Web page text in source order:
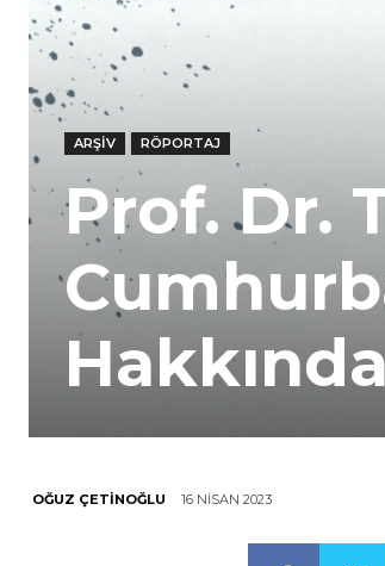
ARŞIV RÖPORTAJ
Prof. Dr.
OĞUZ ÇETINOĞLU 16 NISAN 2023